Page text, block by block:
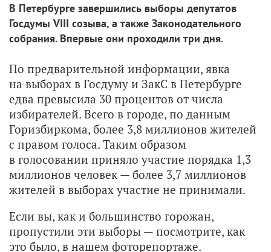
В Петербурге завершились выборы депутатов
Госдумы VIII созыва, а также Законодательного
собрания. Впервые они проходили три дня.
По предварительной информации, явка
на выборах в Госдуму и ЗакС в Петербурге
едва превысила 30 процентов от числа
избирателей. Всего в городе, по данным
Горизбиркома, более 3,8 миллионов жителей
с правом голоса. Таким образом
в голосовании приняло участие порядка 1,3
миллионов человек — более 3,7 миллионов
жителей в выборах участие не принимали.
Если вы, как и большинство горожан,
пропустили эти выборы — посмотрите, как
это было, в нашем фоторепортаже.